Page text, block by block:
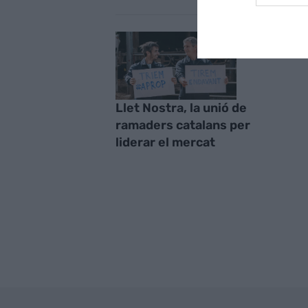
Llet Nostra, la unió de
ramaders catalans per
liderar el mercat